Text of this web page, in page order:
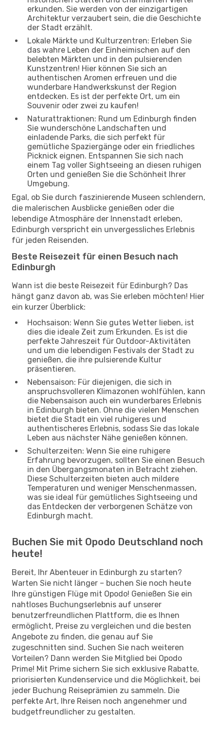
erkunden. Sie werden von der einzigartigen
Architektur verzaubert sein, die die Geschichte
der Stadt erzählt.
Lokale Märkte und Kulturzentren: Erleben Sie
das wahre Leben der Einheimischen auf den
belebten Märkten und in den pulsierenden
Kunstzentren! Hier können Sie sich an
authentischen Aromen erfreuen und die
wunderbare Handwerkskunst der Region
entdecken. Es ist der perfekte Ort, um ein
Souvenir oder zwei zu kaufen!
Naturattraktionen: Rund um Edinburgh finden
Sie wunderschöne Landschaften und
einladende Parks, die sich perfekt für
gemütliche Spaziergänge oder ein friedliches
Picknick eignen. Entspannen Sie sich nach
einem Tag voller Sightseeing an diesen ruhigen
Orten und genießen Sie die Schönheit Ihrer
Umgebung.
Egal, ob Sie durch faszinierende Museen schlendern,
die malerischen Ausblicke genießen oder die
lebendige Atmosphäre der Innenstadt erleben,
Edinburgh verspricht ein unvergessliches Erlebnis
für jeden Reisenden.
Beste Reisezeit für einen Besuch nach
Edinburgh
Wann ist die beste Reisezeit für Edinburgh? Das
hängt ganz davon ab, was Sie erleben möchten! Hier
ein kurzer Überblick:
Hochsaison: Wenn Sie gutes Wetter lieben, ist
dies die ideale Zeit zum Erkunden. Es ist die
perfekte Jahreszeit für Outdoor-Aktivitäten
und um die lebendigen Festivals der Stadt zu
genießen, die ihre pulsierende Kultur
präsentieren.
Nebensaison: Für diejenigen, die sich in
anspruchsvolleren Klimazonen wohlfühlen, kann
die Nebensaison auch ein wunderbares Erlebnis
in Edinburgh bieten. Ohne die vielen Menschen
bietet die Stadt ein viel ruhigeres und
authentischeres Erlebnis, sodass Sie das lokale
Leben aus nächster Nähe genießen können.
Schulterzeiten: Wenn Sie eine ruhigere
Erfahrung bevorzugen, sollten Sie einen Besuch
in den Übergangsmonaten in Betracht ziehen.
Diese Schulterzeiten bieten auch mildere
Temperaturen und weniger Menschenmassen,
was sie ideal für gemütliches Sightseeing und
das Entdecken der verborgenen Schätze von
Edinburgh macht.
Buchen Sie mit Opodo Deutschland noch
heute!
Bereit, Ihr Abenteuer in Edinburgh zu starten?
Warten Sie nicht länger – buchen Sie noch heute
Ihre günstigen Flüge mit Opodo! Genießen Sie ein
nahtloses Buchungserlebnis auf unserer
benutzerfreundlichen Plattform, die es Ihnen
ermöglicht, Preise zu vergleichen und die besten
Angebote zu finden, die genau auf Sie
zugeschnitten sind. Suchen Sie nach weiteren
Vorteilen? Dann werden Sie Mitglied bei Opodo
Prime! Mit Prime sichern Sie sich exklusive Rabatte,
priorisierten Kundenservice und die Möglichkeit, bei
jeder Buchung Reiseprämien zu sammeln. Die
perfekte Art, Ihre Reisen noch angenehmer und
budgetfreundlicher zu gestalten.